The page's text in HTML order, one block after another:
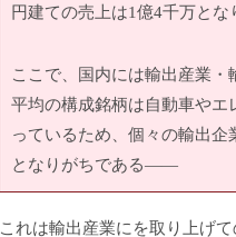
円建ての売上は1億4千万とな
ここで、国内には輸出産業
平均の構成銘柄は自動車やエ
っているため、個々の輸出企
となりがちである――
これは輸出産業にを取り上げ